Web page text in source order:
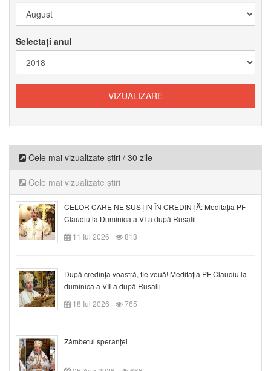
Selectați anul
Cele mai vizualizate știri / 30 zile
Cele mai vizualizate știri
CELOR CARE NE SUSȚIN ÎN CREDINȚĂ: Meditația PF
Claudiu la Duminica a VI-a după Rusalii
11 Iul 2026
813
După credinţa voastră, fie vouă! Meditația PF Claudiu la
duminica a VII-a după Rusalii
18 Iul 2026
765
Zâmbetul speranței